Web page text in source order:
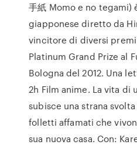
手紙 Momo e no tegami)
giapponese diretto da
vincitore di diversi
Platinum Grand Prize al
Bologna del 2012. Una
2h Film anime. La vita di
subisce una strana
folletti affamati che
sua nuova casa. Con: